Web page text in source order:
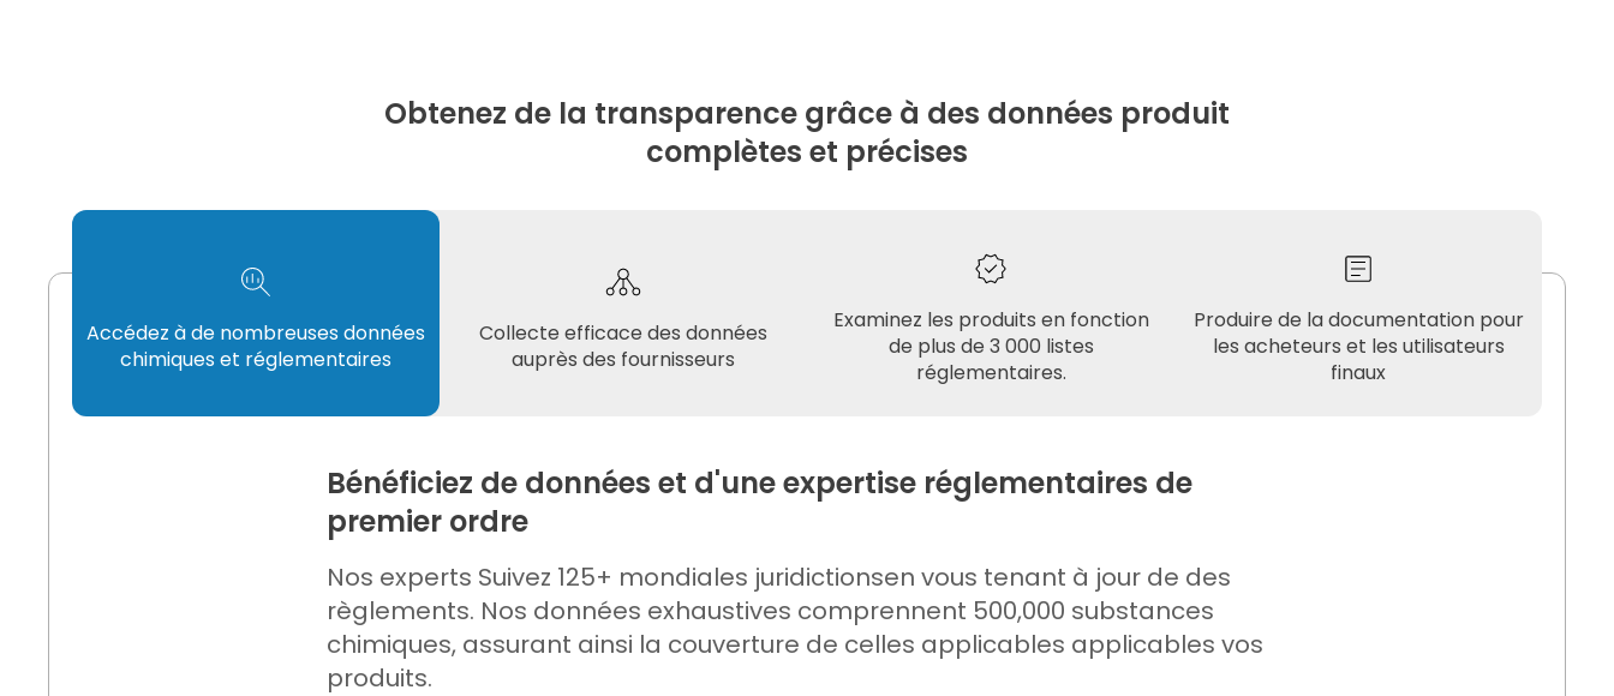
Obtenez de la transparence grâce à des données produit
complètes et précises
Accédez à de nombreuses données
chimiques et réglementaires
Collecte efficace des données
auprès des fournisseurs
Examinez les produits en fonction
de plus de 3 000 listes
réglementaires.
Produire de la documentation pour
les acheteurs et les utilisateurs
finaux
Bénéficiez de données et d'une expertise réglementaires de
premier ordre
Nos experts Suivez 125+ mondiales juridictionsen vous tenant à jour de des
règlements. Nos données exhaustives comprennent 500,000 substances
chimiques, assurant ainsi la couverture de celles applicables applicables vos
produits.